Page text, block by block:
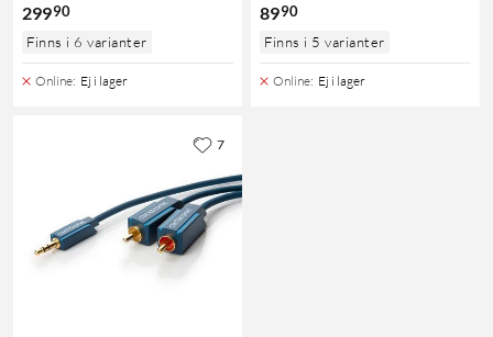
29990
Finns i 6 varianter
Online: Ej i lager
8990
Finns i 5 varianter
Online: Ej i lager
7